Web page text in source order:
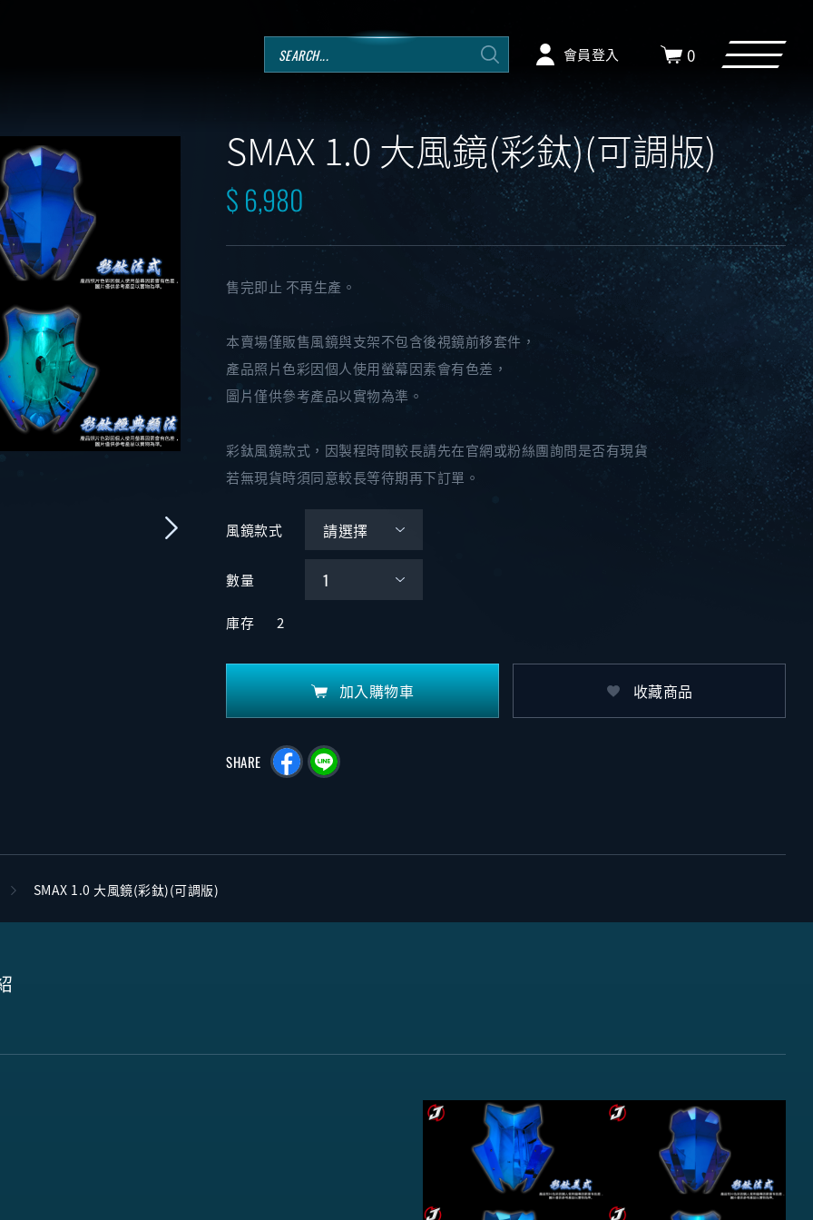
會員登入 0
SMAX 1.0 大風鏡(彩鈦)(可調版)
$ 6,980
售完即止 不再生產。
本賣場僅販售風鏡與支架不包含後視鏡前移套件，
產品照片色彩因個人使用螢幕因素會有色差，
圖片僅供參考產品以實物為準。
彩鈦風鏡款式，因製程時間較長請先在官網或粉絲團詢問是否有現貨
若無現貨時須同意較長等待期再下訂單。
風鏡款式
數量
庫存 2
加入購物車 收藏商品
SHARE
SMAX 1.0 大風鏡(彩鈦)(可調版)